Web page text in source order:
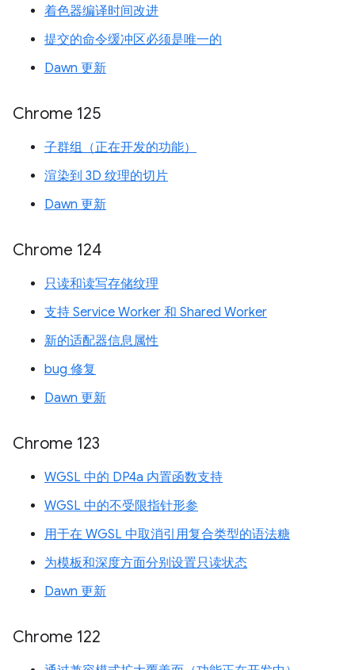
着色器编译时间改进
提交的命令缓冲区必须是唯一的
Dawn 更新
Chrome 125
子群组（正在开发的功能）
渲染到 3D 纹理的切片
Dawn 更新
Chrome 124
只读和读写存储纹理
支持 Service Worker 和 Shared Worker
新的适配器信息属性
bug 修复
Dawn 更新
Chrome 123
WGSL 中的 DP4a 内置函数支持
WGSL 中的不受限指针形参
用于在 WGSL 中取消引用复合类型的语法糖
为模板和深度方面分别设置只读状态
Dawn 更新
Chrome 122